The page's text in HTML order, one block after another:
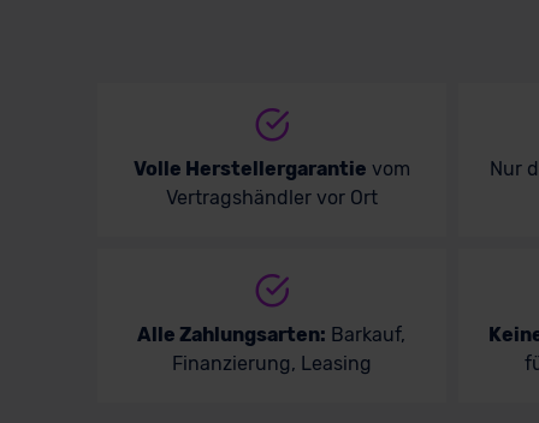
Volle Herstellergarantie vom
Vertragshändler vor Ort
Nur
Alle Zahlungsarten: Barkauf,
Finanzierung, Leasing